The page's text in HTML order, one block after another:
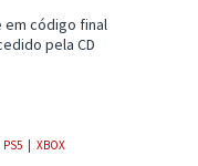
em código final
pela CD
PS5 XBOX